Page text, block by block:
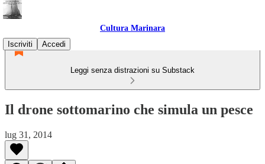
Cultura Marinara
Iscriviti
Accedi
Leggi senza distrazioni su Substack
Il drone sottomarino che simula un pesce
lug 31, 2014